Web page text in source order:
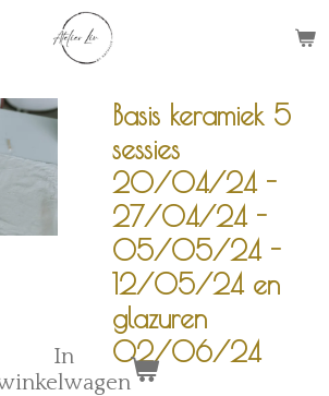
Basis keramiek 5
sessies
20/04/24 -
27/04/24 -
05/05/24 -
12/05/24 en
glazuren
02/06/24
In